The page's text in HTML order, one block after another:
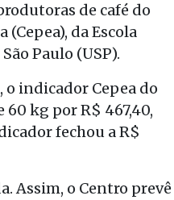
de café do
da Escola
Paulo (USP).
o indicador Cepea do
kg por R$ 467,40,
fechou a R$
Assim, o Centro prevê